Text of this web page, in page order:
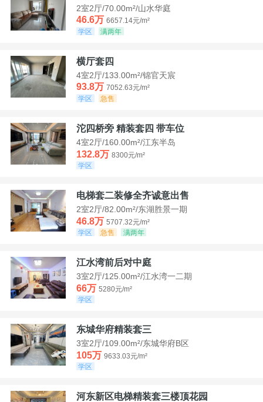
2室2厅/70.00m²/山水华庭
46.6万 6657.14元/m²
学区
满两年
横厅套四
4室2厅/133.00m²/锦官天宸
93.8万 7052.63元/m²
学区
急售
沱四桥旁 精装套四 带车位
4室2厅/160.00m²/江东半岛
132.8万 8300元/m²
学区
电梯套二装修全齐诚意出售
2室2厅/82.00m²/东湖胜景一期
46.8万 5707.32元/m²
学区
急售 满两年
江水湾前后对中庭
3室2厅/125.00m²/江水湾一二期
66万 5280元/m²
学区
东城华府精装套三
3室2厅/109.00m²/东城华府B区
105万 9633.03元/m²
学区
河东新区电梯精装套三楼顶花园